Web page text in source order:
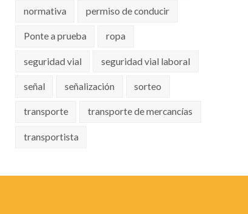
normativa permiso de conducir
Ponte a prueba ropa
seguridad vial seguridad vial laboral
señal señalización sorteo
transporte transporte de mercancías
transportista